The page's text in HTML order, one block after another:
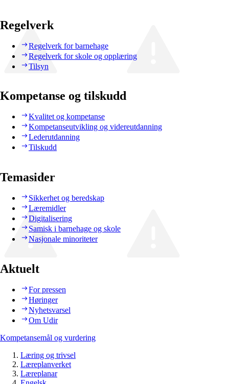
Regelverk
Regelverk for barnehage
Regelverk for skole og opplæring
Tilsyn
Kompetanse og tilskudd
Kvalitet og kompetanse
Kompetanseutvikling og videreutdanning
Lederutdanning
Tilskudd
Temasider
Sikkerhet og beredskap
Læremidler
Digitalisering
Samisk i barnehage og skole
Nasjonale minoriteter
Aktuelt
For pressen
Høringer
Nyhetsvarsel
Om Udir
Kompetansemål og vurdering
Læring og trivsel
Læreplanverket
Læreplanar